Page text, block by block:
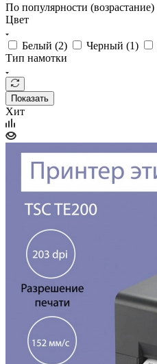
По популярности (возрастание)
Цвет
Белый (2) Черный (1)
Тип намотки
Показать
Хит